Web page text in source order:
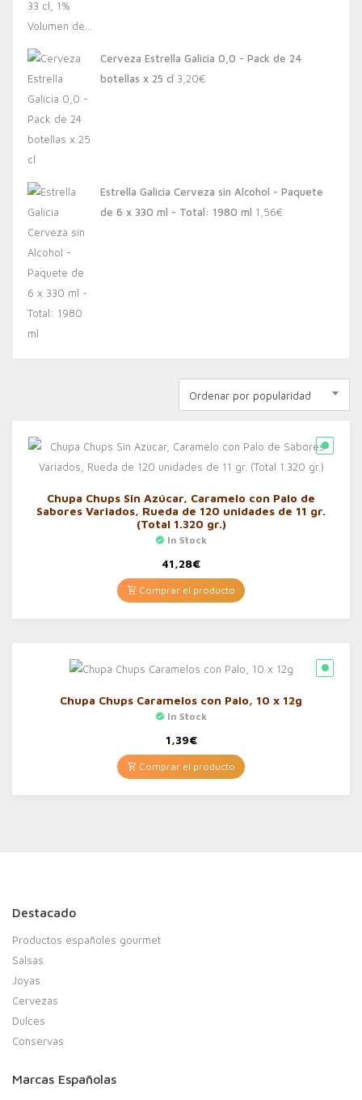
Cerveza Estrella Galicia 0,0 - Pack de 24
botellas x 25 cl 3,20€
Estrella Galicia Cerveza sin Alcohol - Paquete
de 6 x 330 ml - Total: 1980 ml 1,56€
Ordenar por popularidad
Chupa Chups Sin Azúcar, Caramelo con Palo de
Sabores Variados, Rueda de 120 unidades de 11 gr.
(Total 1.320 gr.)
In Stock
41,28€
Comprar el producto
Chupa Chups Caramelos con Palo, 10 x 12g
In Stock
1,39€
Comprar el producto
Destacado
Productos españoles gourmet
Salsas
Joyas
Cervezas
Dulces
Conservas
Marcas Españolas